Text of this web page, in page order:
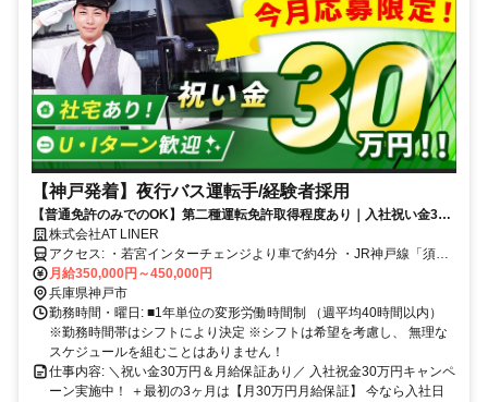
【神戸発着】夜行バス運転手/経験者採用
【普通免許のみでのOK】第二種運転免許取得程度あり｜入社祝い金30
万円株式会社AT LINER
アクセス: ・若宮インターチェンジより車で約4分 ・JR神戸線「須磨
駅」より車で7分 ◎マイカー通勤OK
月給350,000円～450,000円
兵庫県神戸市
勤務時間・曜日: ■1年単位の変形労働時間制 （週平均40時間以内）
※勤務時間帯はシフトにより決定 ※シフトは希望を考慮し、 無理な
スケジュールを組むことはありません！
仕事内容: ＼祝い金30万円＆月給保証あり／ 入社祝金30万円キャンペ
ーン実施中！ ＋最初の3ヶ月は【月30万円月給保証】 今なら入社日